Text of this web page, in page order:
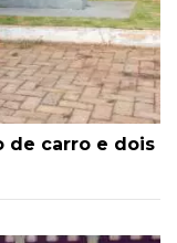
de carro e dois